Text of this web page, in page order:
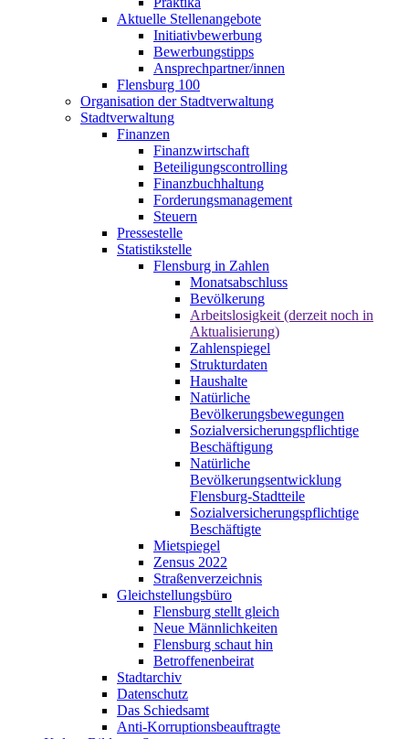
Aktuelle Stellenangebote
Initiativbewerbung
Bewerbungstipps
Ansprechpartner/innen
Flensburg 100
Organisation der Stadtverwaltung
Stadtverwaltung
Finanzen
Finanzwirtschaft
Beteiligungscontrolling
Finanzbuchhaltung
Forderungsmanagement
Steuern
Pressestelle
Statistikstelle
Flensburg in Zahlen
Monatsabschluss
Bevölkerung
Arbeitslosigkeit (derzeit noch in
Aktualisierung)
Zahlenspiegel
Strukturdaten
Haushalte
Natürliche
Bevölkerungsbewegungen
Sozialversicherungspflichtige
Beschäftigung
Natürliche
Bevölkerungsentwicklung
Flensburg-Stadtteile
Sozialversicherungspflichtige
Beschäftigte
Mietspiegel
Zensus 2022
Straßenverzeichnis
Gleichstellungsbüro
Flensburg stellt gleich
Neue Männlichkeiten
Flensburg schaut hin
Betroffenenbeirat
Stadtarchiv
Datenschutz
Das Schiedsamt
Anti-Korruptionsbeauftragte